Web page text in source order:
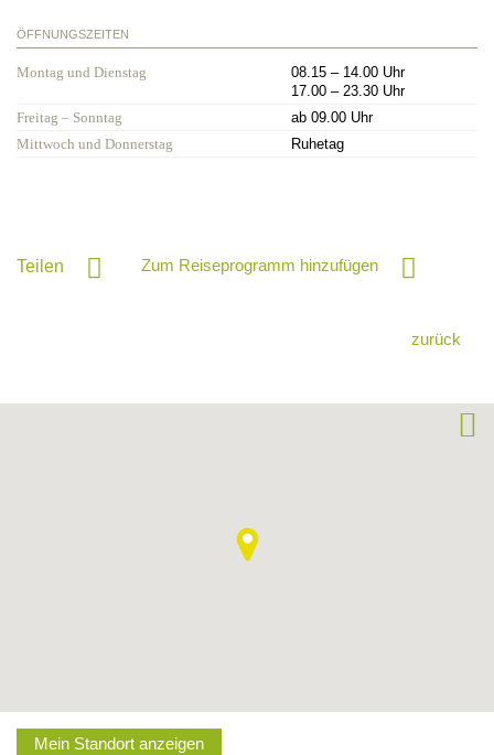
ÖFFNUNGSZEITEN
Montag und Dienstag
08.15 – 14.00 Uhr
17.00 – 23.30 Uhr
Freitag – Sonntag
ab 09.00 Uhr
Mittwoch und Donnerstag
Ruhetag
Teilen Zum Reiseprogramm hinzufügen
zurück
Mein Standort anzeigen